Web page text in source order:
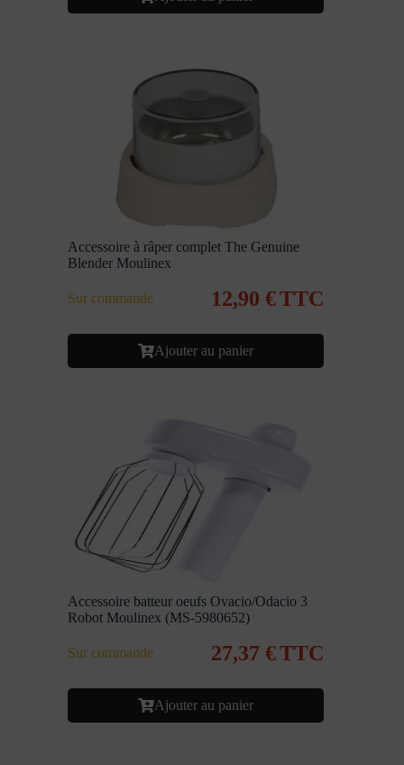
Accessoire à râper complet The Genuine
Blender Moulinex
Sur commande 12,90 €TTC
Ajouter au panier
Accessoire batteur oeufs Ovacio/Odacio 3
Robot Moulinex (MS-5980652)
Sur commande 27,37 €TTC
Ajouter au panier